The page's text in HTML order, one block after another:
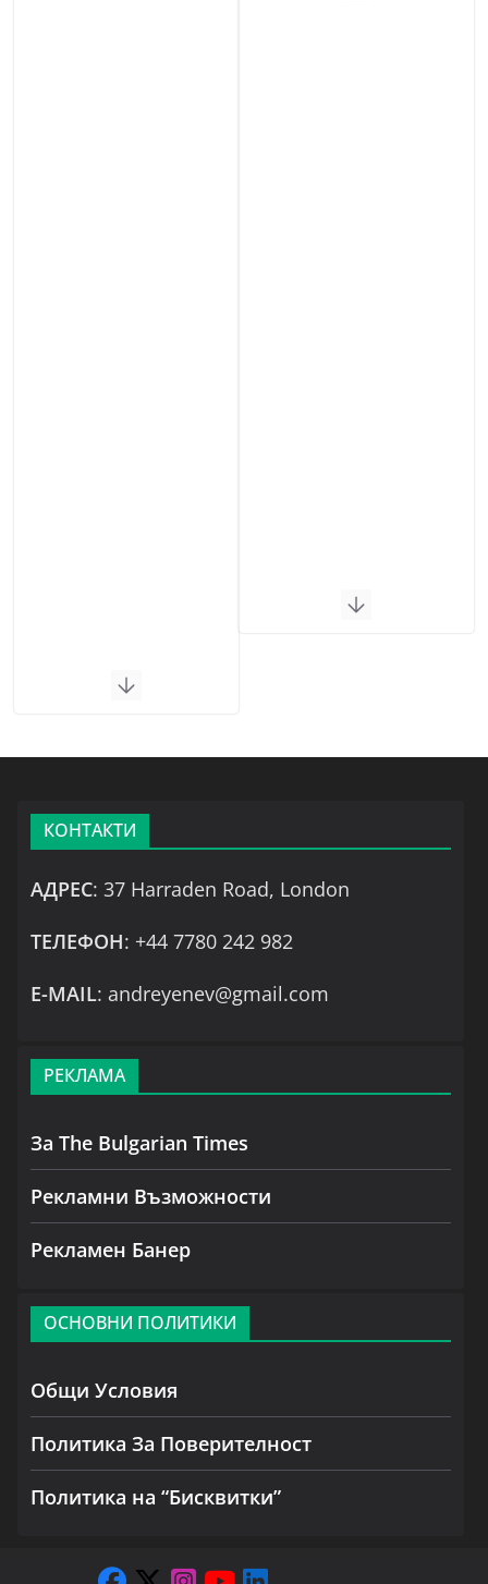
КОНТАКТИ
АДРЕС: 37 Harraden Road, London
ТЕЛЕФОН: +44 7780 242 982
Е-MAIL: andreyenev@gmail.com
РЕКЛАМА
За The Bulgarian Times
Рекламни Възможности
Рекламен Банер
ОСНОВНИ ПОЛИТИКИ
Общи Условия
Политика За Поверителност
Политика на “Бисквитки”